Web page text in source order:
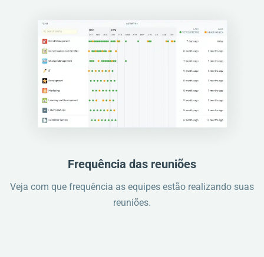
Frequência das reuniões
Veja com que frequência as equipes estão realizando suas
reuniões.